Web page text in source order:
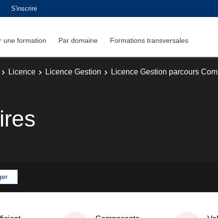
S'inscrire
une formation Par domaine Formations transversales
Licence Licence Gestion Licence Gestion parcours